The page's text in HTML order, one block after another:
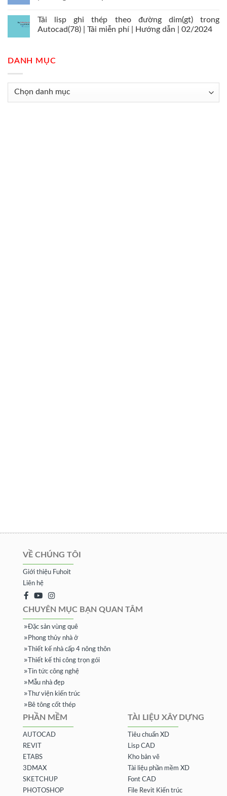
Tải lisp ghi thép theo đường dim(gt) trong
Autocad(78) | Tải miễn phí | Hướng dẫn | 02/2024
DANH MỤC
Danh
VỀ CHÚNG TÔI
Giới thiệu Fuhoit
Liên hệ
CHUYÊN MỤC BẠN QUAN TÂM
Đặc sản vùng quê
Phong thủy nhà ở
Thiết kế nhà cấp 4 nông thôn
Thiết kế thi công trọn gói
Tin tức công nghệ
Mẫu nhà đẹp
Thư viện kiến trúc
Bê tông cốt thép
PHẦN MỀM
AUTOCAD
REVIT
ETABS
3DMAX
SKETCHUP
PHOTOSHOP
TÀI LIỆU XÂY DỰNG
Tiêu chuẩn XD
Lisp CAD
Kho bản vẽ
Tài liệu phần mềm XD
Font CAD
File Revit Kiến trúc